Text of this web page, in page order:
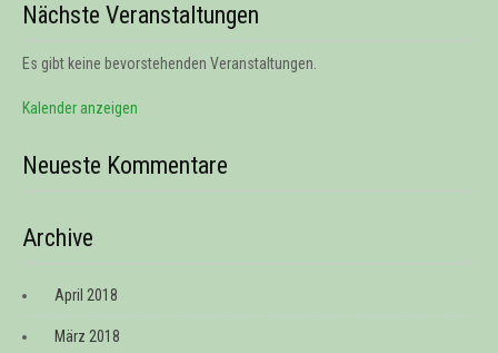
Nächste Veranstaltungen
Es gibt keine bevorstehenden Veranstaltungen.
Kalender anzeigen
Neueste Kommentare
Archive
April 2018
März 2018